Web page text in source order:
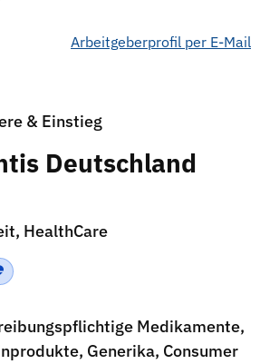
Arbeitgeberprofil per E-Mail
& Einstieg
Deutschland
HealthCare
Medikamente,
Generika, Consumer